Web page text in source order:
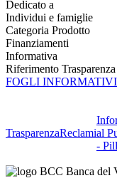
Dedicato a
Individui e famiglie
Categoria Prodotto
Finanziamenti
Informativa
Riferimento Trasparenza
FOGLI INFORMATIVI
TrasparenzaReclamial
-